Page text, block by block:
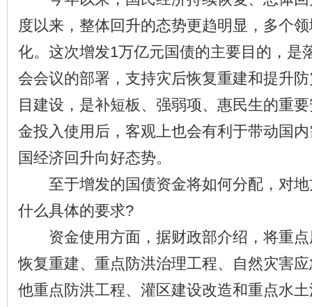
度以来，整体回升的态势更趋明显，多个
化。这次增发1万亿元国债的主要目的，是
会会议的部署，支持灾后恢复重建和提升
目建设，是补短板、强弱项、惠民生的重
金投入使用后，客观上也会有利于带动国
国经济回升向好态势。
至于增发的国债资金将如何分配，对地
什么具体的要求?
资金使用方面，据财政部介绍，将重点
恢复重建、重点防洪治理工程、自然灾害
他重点防洪工程、灌区建设改造和重点水